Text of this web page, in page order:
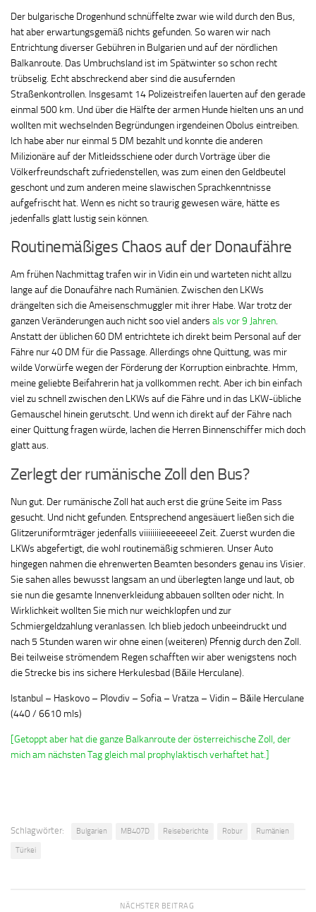
Der bulgarische Drogenhund schnüffelte zwar wie wild durch den Bus,
hat aber erwartungsgemäß nichts gefunden. So waren wir nach
Entrichtung diverser Gebühren in Bulgarien und auf der nördlichen
Balkanroute. Das Umbruchsland ist im Spätwinter so schon recht
trübselig. Echt abschreckend aber sind die ausufernden
Straßenkontrollen. Insgesamt 14 Polizeistreifen lauerten auf den gerade
einmal 500 km. Und über die Hälfte der armen Hunde hielten uns an und
wollten mit wechselnden Begründungen irgendeinen Obolus eintreiben.
Ich habe aber nur einmal 5 DM bezahlt und konnte die anderen
Milizionäre auf der Mitleidsschiene oder durch Vorträge über die
Völkerfreundschaft zufriedenstellen, was zum einen den Geldbeutel
geschont und zum anderen meine slawischen Sprachkenntnisse
aufgefrischt hat. Wenn es nicht so traurig gewesen wäre, hätte es
jedenfalls glatt lustig sein können.
Routinemäßiges Chaos auf der Donaufähre
Am frühen Nachmittag trafen wir in Vidin ein und warteten nicht allzu
lange auf die Donaufähre nach Rumänien. Zwischen den LKWs
drängelten sich die Ameisenschmuggler mit ihrer Habe. War trotz der
ganzen Veränderungen auch nicht soo viel anders als vor 9 Jahren.
Anstatt der üblichen 60 DM entrichtete ich direkt beim Personal auf der
Fähre nur 40 DM für die Passage. Allerdings ohne Quittung, was mir
wilde Vorwürfe wegen der Förderung der Korruption einbrachte. Hmm,
meine geliebte Beifahrerin hat ja vollkommen recht. Aber ich bin einfach
viel zu schnell zwischen den LKWs auf die Fähre und in das LKW-übliche
Gemauschel hinein gerutscht. Und wenn ich direkt auf der Fähre nach
einer Quittung fragen würde, lachen die Herren Binnenschiffer mich doch
glatt aus.
Zerlegt der rumänische Zoll den Bus?
Nun gut. Der rumänische Zoll hat auch erst die grüne Seite im Pass
gesucht. Und nicht gefunden. Entsprechend angesäuert ließen sich die
Glitzeruniformträger jedenfalls viiiiiiiieeeeeeel Zeit. Zuerst wurden die
LKWs abgefertigt, die wohl routinemäßig schmieren. Unser Auto
hingegen nahmen die ehrenwerten Beamten besonders genau ins Visier.
Sie sahen alles bewusst langsam an und überlegten lange und laut, ob
sie nun die gesamte Innenverkleidung abbauen sollten oder nicht. In
Wirklichkeit wollten Sie mich nur weichklopfen und zur
Schmiergeldzahlung veranlassen. Ich blieb jedoch unbeeindruckt und
nach 5 Stunden waren wir ohne einen (weiteren) Pfennig durch den Zoll.
Bei teilweise strömendem Regen schafften wir aber wenigstens noch
die Strecke bis ins sichere Herkulesbad (Băile Herculane).
Istanbul – Haskovo – Plovdiv – Sofia – Vratza – Vidin – Băile Herculane
(440 / 6610 mls)
[Getoppt aber hat die ganze Balkanroute der österreichische Zoll, der
mich am nächsten Tag gleich mal prophylaktisch verhaftet hat.]
Schlagwörter: Bulgarien MB407D Reiseberichte Robur Rumänien
Türkei
NÄCHSTER BEITRAG